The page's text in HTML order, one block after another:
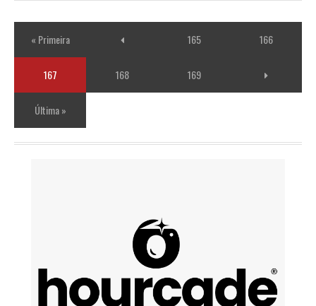
« Primeira 165 166
167 168 169
Última »